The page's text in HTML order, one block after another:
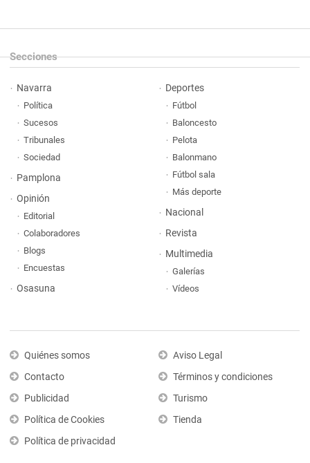
Secciones
Navarra
Política
Sucesos
Tribunales
Sociedad
Pamplona
Opinión
Editorial
Colaboradores
Blogs
Encuestas
Osasuna
Deportes
Fútbol
Baloncesto
Pelota
Balonmano
Fútbol sala
Más deporte
Nacional
Revista
Multimedia
Galerías
Vídeos
Quiénes somos
Contacto
Publicidad
Política de Cookies
Política de privacidad
Aviso Legal
Términos y condiciones
Turismo
Tienda